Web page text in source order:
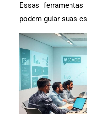
Essas
podem guiar suas